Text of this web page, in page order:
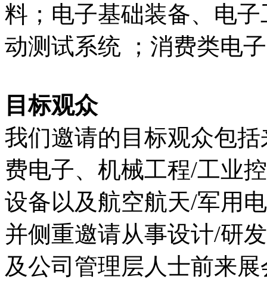
料；电子基础装备、电
动测试系统 ；消费类电
目标观众
我们邀请的目标观众包
费电子、机械工程/工业
设备以及航空航天/军用
并侧重邀请从事设计/研
及公司管理层人士前来